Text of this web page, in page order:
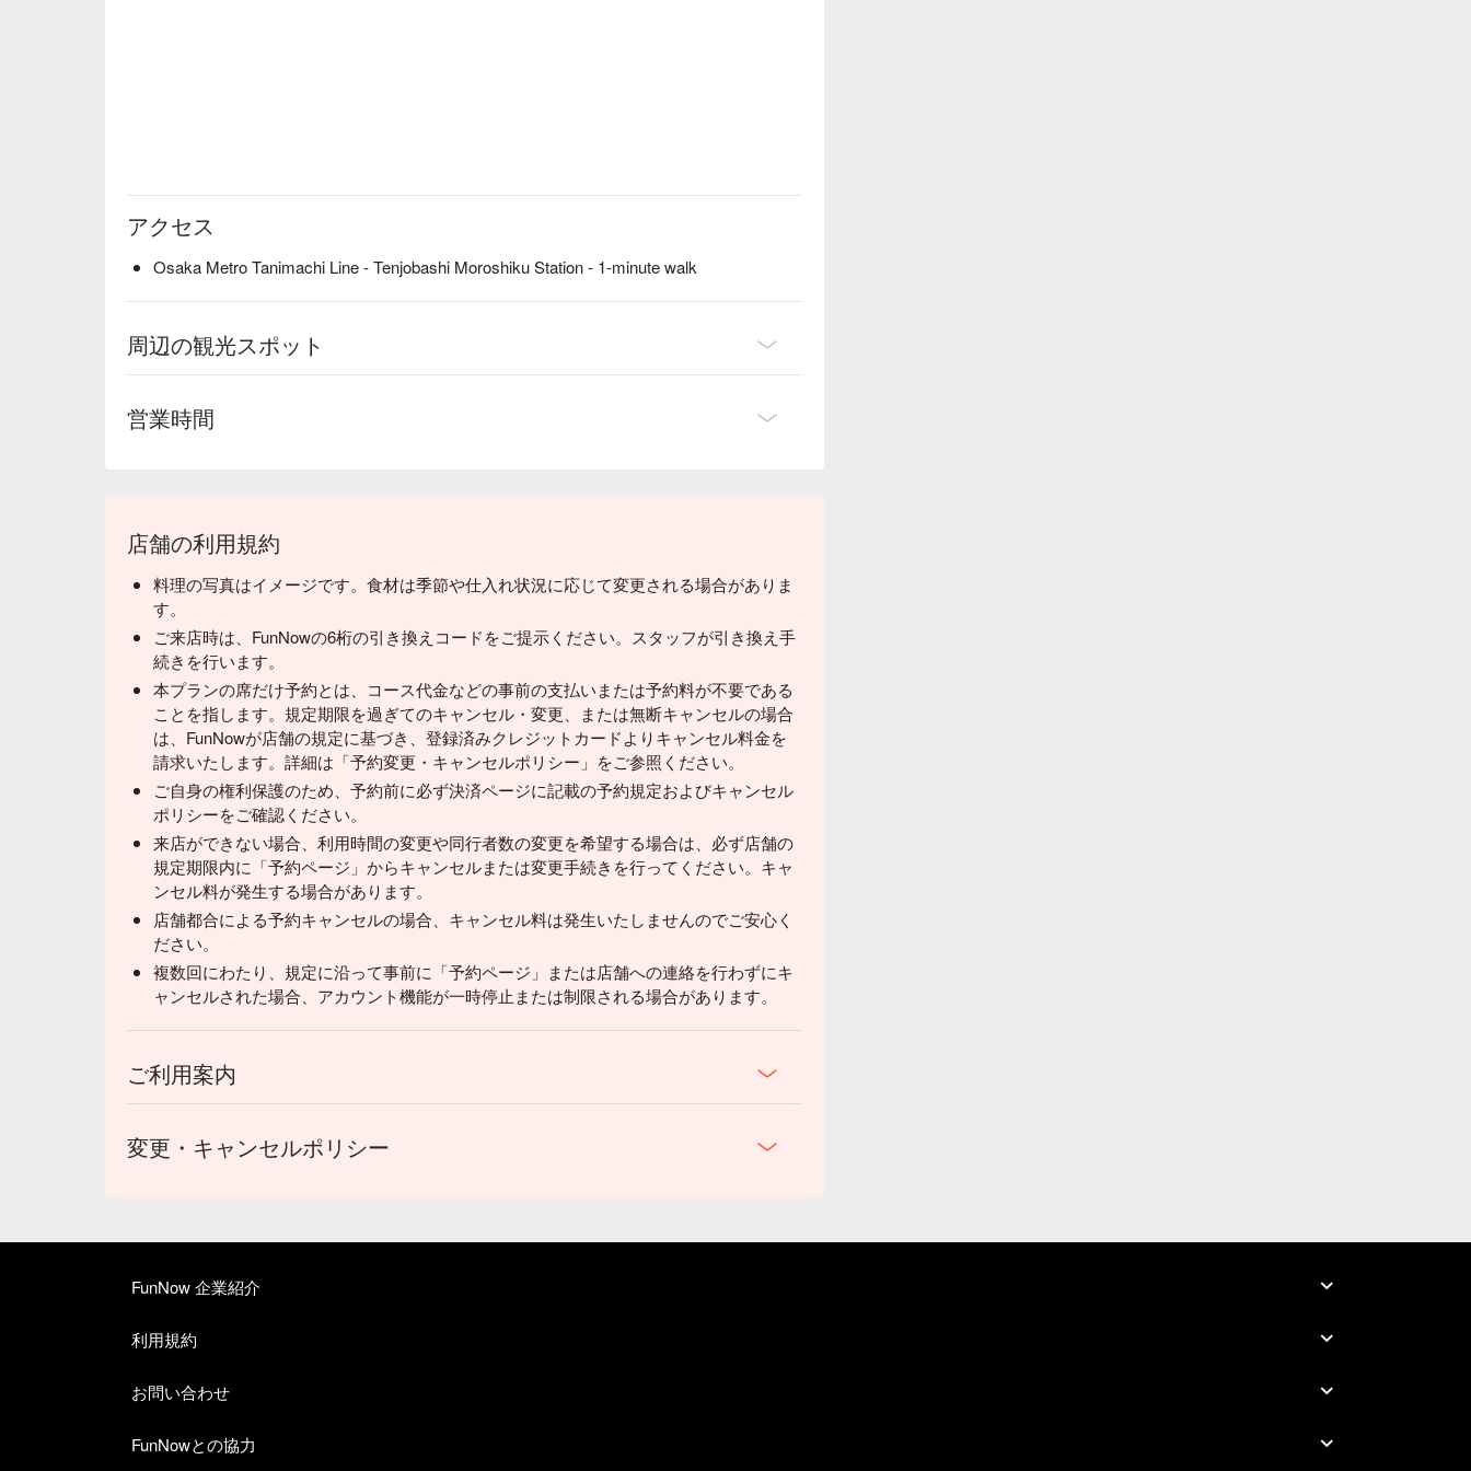
アクセス
Osaka Metro Tanimachi Line - Tenjobashi Moroshiku Station - 1-minute walk
周辺の観光スポット
営業時間
店舗の利用規約
料理の写真はイメージです。食材は季節や仕入れ状況に応じて変更される場合がありま
す。
ご来店時は、FunNowの6桁の引き換えコードをご提示ください。スタッフが引き換え手
続きを行います。
本プランの席だけ予約とは、コース代金などの事前の支払いまたは予約料が不要である
ことを指します。規定期限を過ぎてのキャンセル・変更、または無断キャンセルの場合
は、FunNowが店舗の規定に基づき、登録済みクレジットカードよりキャンセル料金を
請求いたします。詳細は「予約変更・キャンセルポリシー」をご参照ください。
ご自身の権利保護のため、予約前に必ず決済ページに記載の予約規定およびキャンセル
ポリシーをご確認ください。
来店ができない場合、利用時間の変更や同行者数の変更を希望する場合は、必ず店舗の
規定期限内に「予約ページ」からキャンセルまたは変更手続きを行ってください。キャ
ンセル料が発生する場合があります。
店舗都合による予約キャンセルの場合、キャンセル料は発生いたしませんのでご安心く
ださい。
複数回にわたり、規定に沿って事前に「予約ページ」または店舗への連絡を行わずにキ
ャンセルされた場合、アカウント機能が一時停止または制限される場合があります。
ご利用案内
変更・キャンセルポリシー
FunNow 企業紹介
利用規約
お問い合わせ
FunNowとの協力